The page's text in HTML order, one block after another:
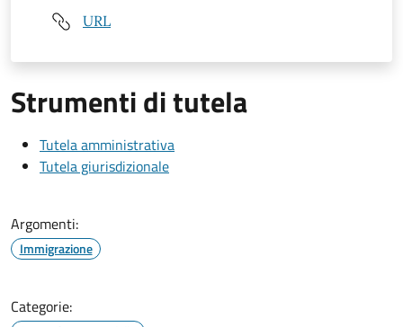
URL
Strumenti di tutela
Tutela amministrativa
Tutela giurisdizionale
Argomenti:
Immigrazione
Categorie: